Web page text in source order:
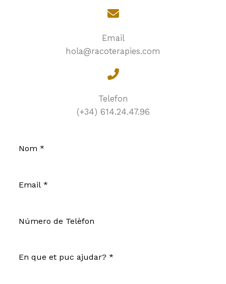
Email
hola@racoterapies.com
Telefon
(+34) 614.24.47.96